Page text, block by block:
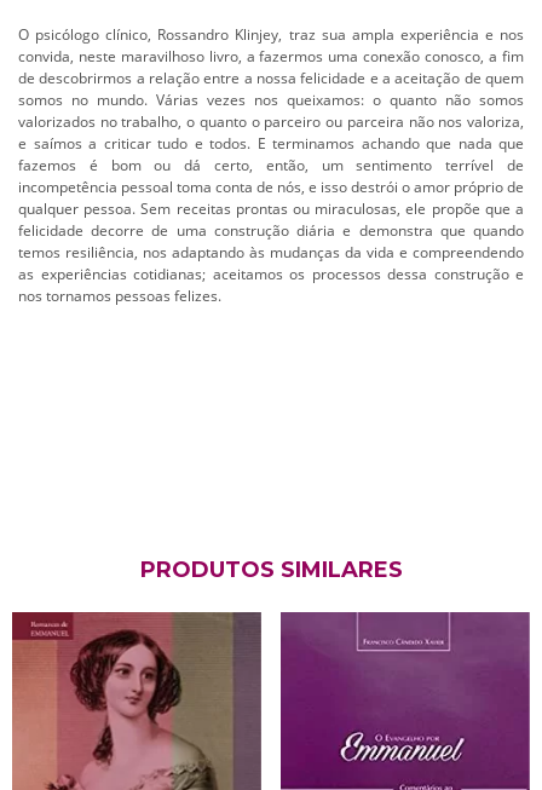
O psicólogo clínico, Rossandro Klinjey, traz sua ampla experiência e nos
convida, neste maravilhoso livro, a fazermos uma conexão conosco, a fim
de descobrirmos a relação entre a nossa felicidade e a aceitação de quem
somos no mundo. Várias vezes nos queixamos: o quanto não somos
valorizados no trabalho, o quanto o parceiro ou parceira não nos valoriza,
e saímos a criticar tudo e todos. E terminamos achando que nada que
fazemos é bom ou dá certo, então, um sentimento terrível de
incompetência pessoal toma conta de nós, e isso destrói o amor próprio de
qualquer pessoa. Sem receitas prontas ou miraculosas, ele propõe que a
felicidade decorre de uma construção diária e demonstra que quando
temos resiliência, nos adaptando às mudanças da vida e compreendendo
as experiências cotidianas; aceitamos os processos dessa construção e
nos tornamos pessoas felizes.
PRODUTOS SIMILARES